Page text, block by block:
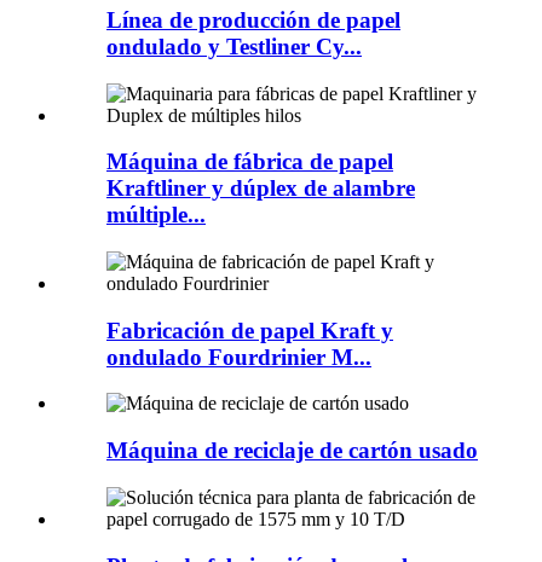
Línea de producción de papel
ondulado y Testliner Cy...
Máquina de fábrica de papel
Kraftliner y dúplex de alambre
múltiple...
Fabricación de papel Kraft y
ondulado Fourdrinier M...
Máquina de reciclaje de cartón usado